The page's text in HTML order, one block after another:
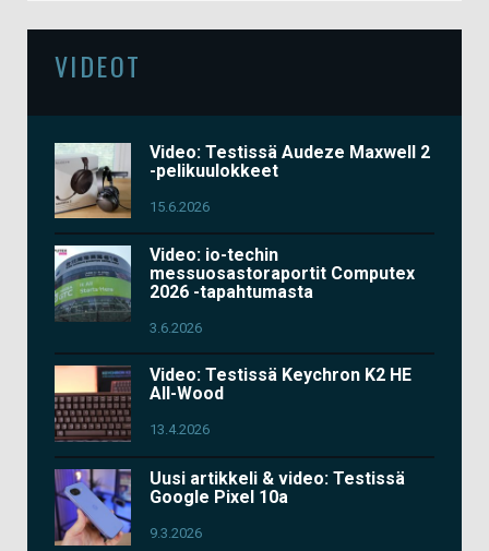
VIDEOT
Video: Testissä Audeze Maxwell 2
-pelikuulokkeet
15.6.2026
Video: io-techin
messuosastoraportit Computex
2026 -tapahtumasta
3.6.2026
Video: Testissä Keychron K2 HE
All-Wood
13.4.2026
Uusi artikkeli & video: Testissä
Google Pixel 10a
9.3.2026